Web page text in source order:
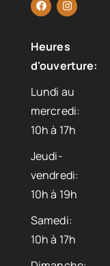
Heures
d'ouverture:
Lundi au
mercredi:
10h à 17h
Jeudi-
vendredi:
10h à 19h
Samedi:
10h à 17h